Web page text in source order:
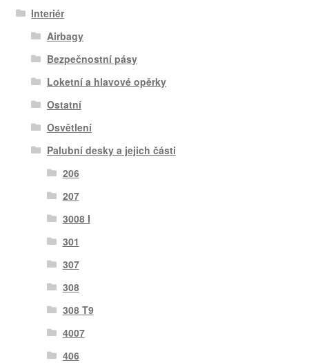
Interiér
Airbagy
Bezpečnostní pásy
Loketní a hlavové opěrky
Ostatní
Osvětlení
Palubní desky a jejich části
206
207
3008 I
301
307
308
308 T9
4007
406